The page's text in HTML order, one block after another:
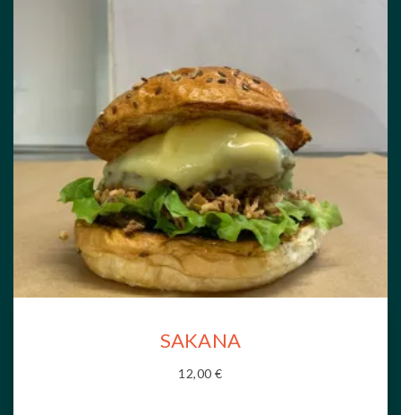
SAKANA
12,00€